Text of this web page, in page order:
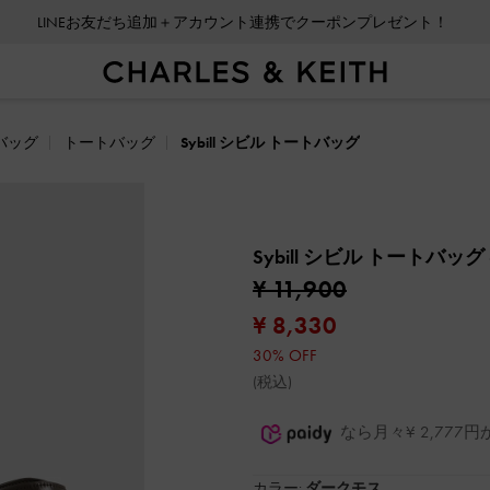
ッグ トートバッグ Sybill シビル トートバッグ
Sybill シビル トートバッグ
¥ 11,900
¥ 8,330
30% OFF
(税込)
なら月々¥ 2,777円